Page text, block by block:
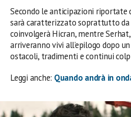
Secondo le anticipazioni riportate
sarà caratterizzato soprattutto da
coinvolgerà Hicran, mentre
arriveranno vivi all’epilogo dopo
ostacoli, tradimenti e continui
Leggi anche: Quando andrà in